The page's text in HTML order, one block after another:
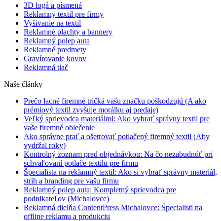
3D logá a písmená
Reklamný textil pre firmy
Vyšívanie na textil
Reklamné plachty a bannery
Reklamný polep auta
Reklamné predmety
Gravírovanie kovov
Reklamná tlač
Naše články
Prečo lacné firemné tričká vašu značku poškodzujú (A ako
prémiový textil zvyšuje morálku aj predaje)
Veľký sprievodca materiálmi: Ako vybrať správny textil pre
vaše firemné oblečenie
Ako správne prať a ošetrovať potlačený firemný textil (Aby
vydržal roky)
Kontrolný zoznam pred objednávkou: Na čo nezabudnúť pri
schvaľovaní potlače textilu pre firmu
Špecialista na reklamný textil: Ako si vybrať správny materiál,
strih a branding pre vašu firmu
Reklamný polep auta: Kompletný sprievodca pre
podnikateľov (Michalovce)
Reklamná dielňa ContentPress Michalovce: Špecialisti na
offline reklamu a produkciu